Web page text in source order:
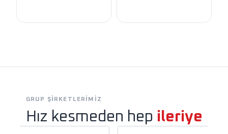
GRUP ŞIRKETLERIMIZ
Hız kesmeden hep ileriye